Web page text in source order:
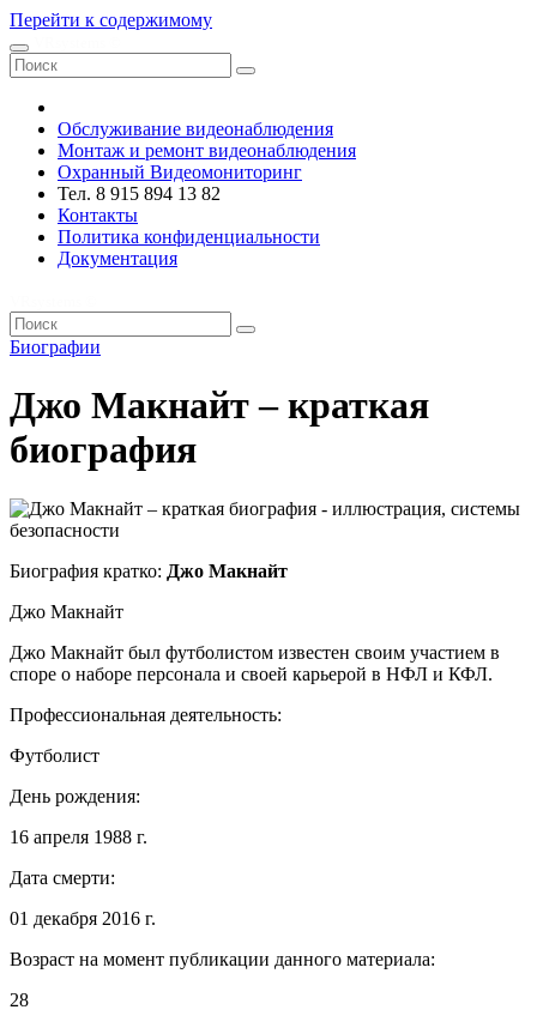
Перейти к содержимому
Обслуживание видеонаблюдения
Монтаж и ремонт видеонаблюдения
Охранный Видеомониторинг
Тел. 8 915 894 13 82
Контакты
Политика конфиденциальности
Документация
Биографии
Джо Макнайт – краткая
биография
Биография кратко: Джо Макнайт
Джо Макнайт
Джо Макнайт был футболистом известен своим участием в
споре о наборе персонала и своей карьерой в НФЛ и КФЛ.
Профессиональная деятельность:
Футболист
День рождения:
16 апреля 1988 г.
Дата смерти:
01 декабря 2016 г.
Возраст на момент публикации данного материала:
28